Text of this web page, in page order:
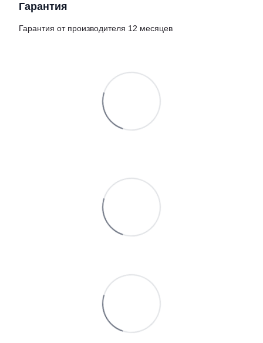
Гарантия
Гарантия от производителя 12 месяцев